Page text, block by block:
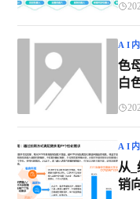
AI
色
白
AI
从
销